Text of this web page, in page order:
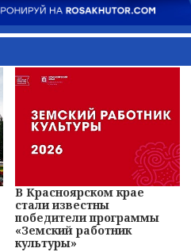
В Красноярском крае
стали известны
победители программы
«Земский работник
культуры»